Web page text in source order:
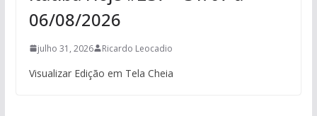
06/08/2026
julho 31, 2026 Ricardo Leocadio
Visualizar Edição em Tela Cheia